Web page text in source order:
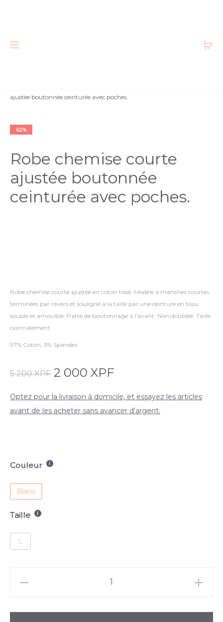
ajustée boutonnée ceinturée avec poches.
62%
Robe chemise courte
ajustée boutonnée
ceinturée avec poches.
Robe chemise courte ajustée en coton tissé. Modèle à manches courtes
terminées par revers et souligné à la taille par une ceinture en tissu
souple et amovible. Patte de boutonnage à l’avant. Non doublée. Taille
normalement.
97% Coton, 3% Spandex
5 200XPF 2 000 XPF
Optez pour la livraison à domicile, et essayez les articles
avant de les acheter sans avancer d'argent.
Couleur
Blanc
Taille
L